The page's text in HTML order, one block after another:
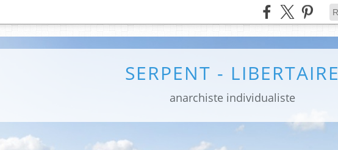
SERPENT - LIBERTAIRE
anarchiste individualiste